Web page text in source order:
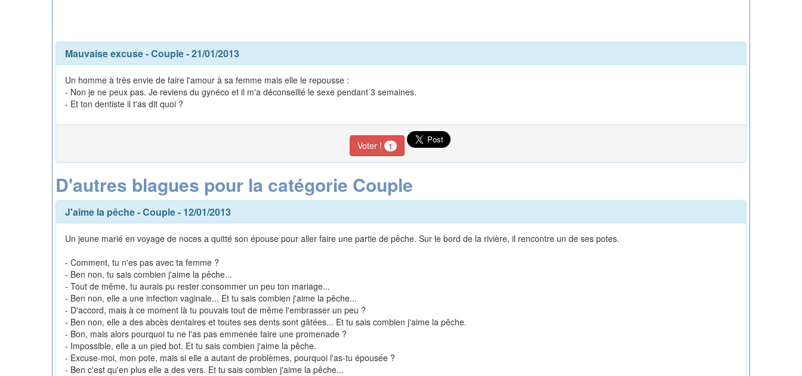
Mauvaise excuse-Couple- 21/01/2013
Un homme à très envie de faire l'amour à sa femme mais elle le repousse :
- Non je ne peux pas. Je reviens du gynéco et il m'a déconseillé le sexe pendant 3 semaines.
- Et ton dentiste il t'as dit quoi ?
Voter ! 1
D'autres blagues pour la catégorie Couple
J'aime la pêche-Couple- 12/01/2013
Un jeune marié en voyage de noces a quitté son épouse pour aller faire une partie de pêche. Sur le bord de la rivière, il rencontre un de ses potes.
- Comment, tu n'es pas avec ta femme ?
- Ben non, tu sais combien j'aime la pêche...
- Tout de même, tu aurais pu rester consommer un peu ton mariage...
- Ben non, elle a une infection vaginale... Et tu sais combien j'aime la pêche...
- D'accord, mais à ce moment là tu pouvais tout de même l'embrasser un peu ?
- Ben non, elle a des abcès dentaires et toutes ses dents sont gâtées... Et tu sais combien j'aime la pêche.
- Bon, mais alors pourquoi tu ne l'as pas emmenée faire une promenade ?
- Impossible, elle a un pied bot. Et tu sais combien j'aime la pêche.
- Excuse-moi, mon pote, mais si elle a autant de problèmes, pourquoi l'as-tu épousée ?
- Ben c'est qu'en plus elle a des vers. Et tu sais combien j'aime la pêche...